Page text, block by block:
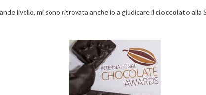
livello, mi sono ritrovata anche io a giudicare il cioccolato alla